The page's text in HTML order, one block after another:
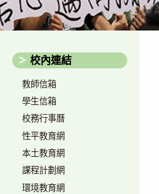
校內連結
教師信箱
學生信箱
校務行事曆
性平教育網
本土教育網
課程計劃網
環境教育網